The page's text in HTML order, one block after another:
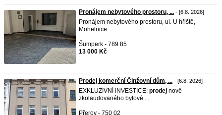
Pronájem nebytového prostoru, ... - [6.8. 2026]
Pronájem nebytového prostoru, ul. U hřiště,
Mohelnice ...
Šumperk - 789 85
13 000 Kč
Prodej komerční Činžovní dům, ... - [6.8. 2026]
EXKLUZIVNÍ INVESTICE: prodej nově
zkolaudovaného bytové ...
Přerov - 750 02